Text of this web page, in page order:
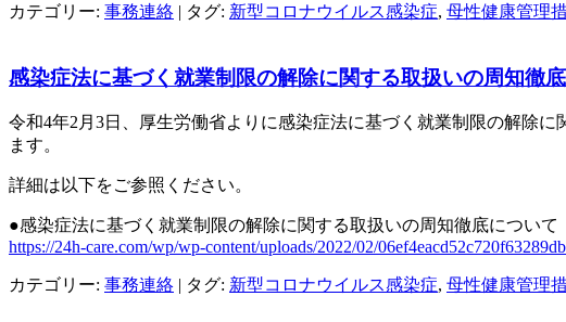
カテゴリー: 事務連絡 | タグ: 新型コロナウイルス感染症, 母性健康管理
感染症法に基づく就業制限の解除に関する取扱いの周知徹
令和4年2月3日、厚生労働省よりに感染症法に基づく就業制限の解除
ます。
詳細は以下をご参照ください。
●感染症法に基づく就業制限の解除に関する取扱いの周知徹底について
https://24h-care.com/wp/wp-content/uploads/2022/02/
カテゴリー: 事務連絡 | タグ: 新型コロナウイルス感染症, 母性健康管理